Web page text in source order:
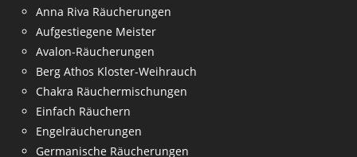
Anna Riva Räucherungen
Aufgestiegene Meister
Avalon-Räucherungen
Berg Athos Kloster-Weihrauch
Chakra Räuchermischungen
Einfach Räuchern
Engelräucherungen
Germanische Räucherungen